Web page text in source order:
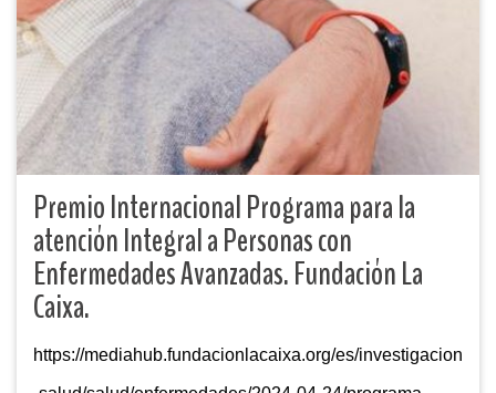
Premio Internacional Programa para la
atención Integral a Personas con
Enfermedades Avanzadas. Fundación La
Caixa.
https://mediahub.fundacionlacaixa.org/es/investigacion